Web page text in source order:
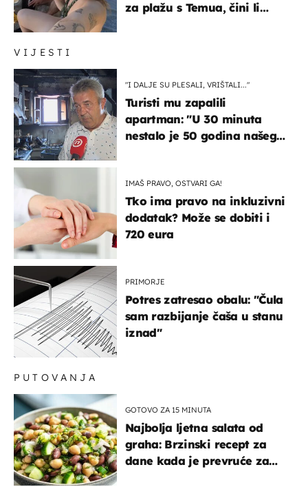
VIJESTI
"I DALJE SU PLESALI, VRIŠTALI..."
Turisti mu zapalili
apartman: "U 30 minuta
nestalo je 50 godina našeg
IMAŠ PRAVO, OSTVARI GA!
Tko ima pravo na inkluzivni
dodatak? Može se dobiti i
720 eura
PRIMORJE
Potres zatresao obalu: "Čula
sam razbijanje čaša u stanu
iznad"
za plažu s Temua, čini li
PUTOVANJA
GOTOVO ZA 15 MINUTA
Najbolja ljetna salata od
graha: Brzinski recept za
dane kada je prevruće za